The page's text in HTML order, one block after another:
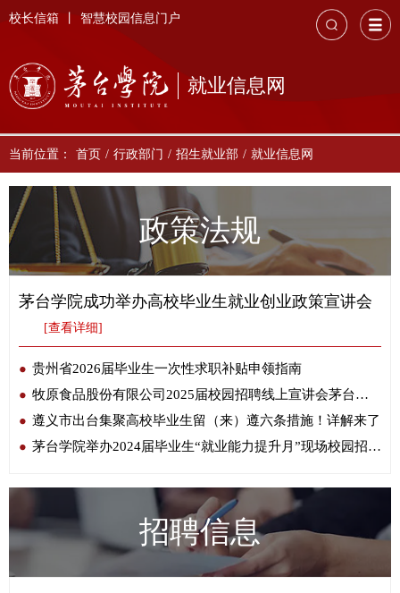
就业信息网
校长信箱 智慧校园信息门户
当前位置： 首页 / 行政部门 / 招生就业部 / 就业信息网
政策法规
茅台学院成功举办高校毕业生就业创业政策宣讲会
[查看详细]
贵州省2026届毕业生一次性求职补贴申领指南
牧原食品股份有限公司2025届校园招聘线上宣讲会茅台学院专场圆满举行
遵义市出台集聚高校毕业生留（来）遵六条措施！详解来了
茅台学院举办2024届毕业生“就业能力提升月”现场校园招聘会
招聘信息